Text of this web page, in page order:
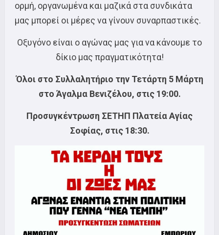
ορμή, οργανωμένα και μαζικά στα συνδικάτα
μας μπορεί οι μέρες να γίνουν συναρπαστικές.
Οξυγόνο είναι ο αγώνας μας για να κάνουμε το
δίκιο μας πραγματικότητα!
Όλοι στο Συλλαλητήριο την Τετάρτη 5 Μάρτη
στο Άγαλμα Βενιζέλου, στις 19:00.
Προσυγκέντρωση ΣΕΤΗΠ Πλατεία Αγίας
Σοφίας, στις 18:30.